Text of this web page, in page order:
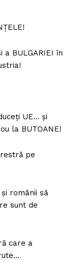
a BULGARIEI în
UE… și
la BUTOANE!
pe
românii să
sunt de
care a